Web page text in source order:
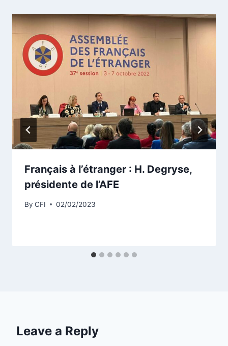
Français à l’étranger : H. Degryse,
présidente de l’AFE
By CFI 02/02/2023
Leave a Reply